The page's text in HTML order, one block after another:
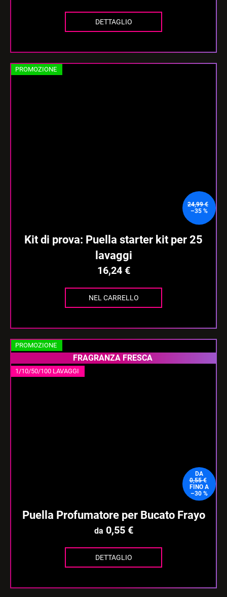
DETTAGLIO
PROMOZIONE
24,99 €
–35 %
Kit di prova: Puella starter kit per 25
lavaggi
16,24 €
NEL CARRELLO
PROMOZIONE
FRAGRANZA FRESCA
1/10/50/100 LAVAGGI
DA
0,55 €
FINO A
–30 %
Puella Profumatore per Bucato Frayo
da 0,55 €
DETTAGLIO